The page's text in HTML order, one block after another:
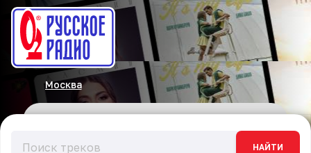
Москва
НАЙТИ